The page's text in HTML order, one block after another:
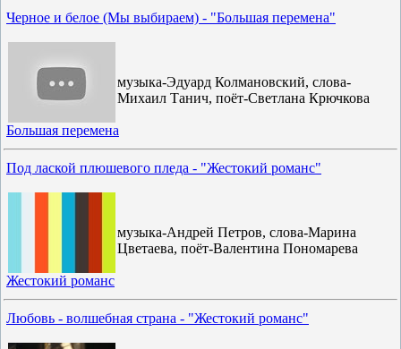
Черное и белое (Мы выбираем) - "Большая перемена"
музыка-Эдуард Колмановский, слова-
Михаил Танич, поёт-Светлана Крючкова
Большая перемена
Под лаской плюшевого пледа - "Жестокий романс"
музыка-Андрей Петров, слова-Марина
Цветаева, поёт-Валентина Пономарева
Жестокий романс
Любовь - волшебная страна - "Жестокий романс"